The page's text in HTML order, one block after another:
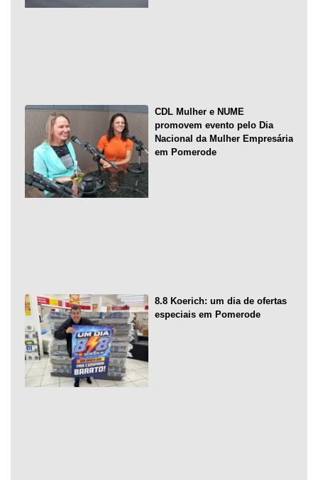
CDL Mulher e NUME
promovem evento pelo Dia
Nacional da Mulher Empresária
em Pomerode
8.8 Koerich: um dia de ofertas
especiais em Pomerode